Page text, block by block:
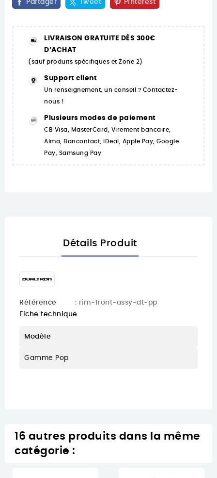
Partager Tweet Pinterest
LIVRAISON GRATUITE DÈS 300€
D’ACHAT
(sauf produits spécifiques et Zone 2)
Support client
Un renseignement, un conseil ? Contactez-
nous !
Plusieurs modes de paiement
CB Visa, MasterCard, Virement bancaire,
Alma, Bancontact, iDeal, Apple Pay, Google
Pay, Samsung Pay
Détails Produit
Référence
: rim-front-assy-dt-pp
Fiche technique
Modèle
Gamme Pop
16 autres produits dans la même
catégorie :